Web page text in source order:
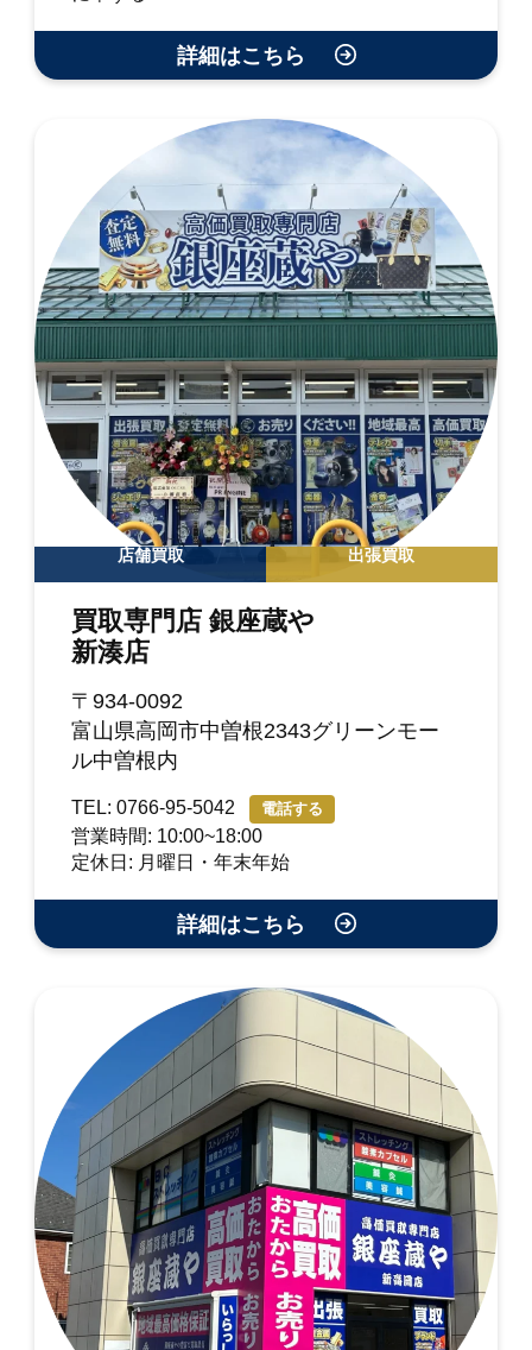
詳細はこちら
店舗買取 出張買取
買取専門店 銀座蔵や
新湊店
〒934-0092
富山県高岡市中曽根2343グリーンモー
ル中曽根内
TEL: 0766-95-5042 電話する
営業時間: 10:00~18:00
定休日: 月曜日・年末年始
詳細はこちら